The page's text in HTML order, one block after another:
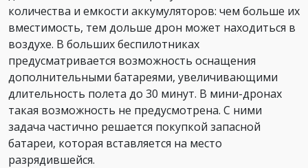
количества и емкости аккумуляторов: чем больше их
вместимость, тем дольше дрон может находиться в
воздухе. В больших беспилотниках
предусматривается возможность оснащения
дополнительными батареями, увеличивающими
длительность полета до 30 минут. В мини-дронах
такая возможность не предусмотрена. С ними
задача частично решается покупкой запасной
батареи, которая вставляется на место
разрядившейся.